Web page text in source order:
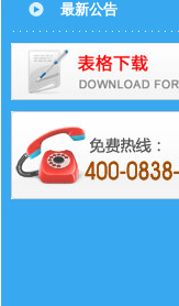
最新公告